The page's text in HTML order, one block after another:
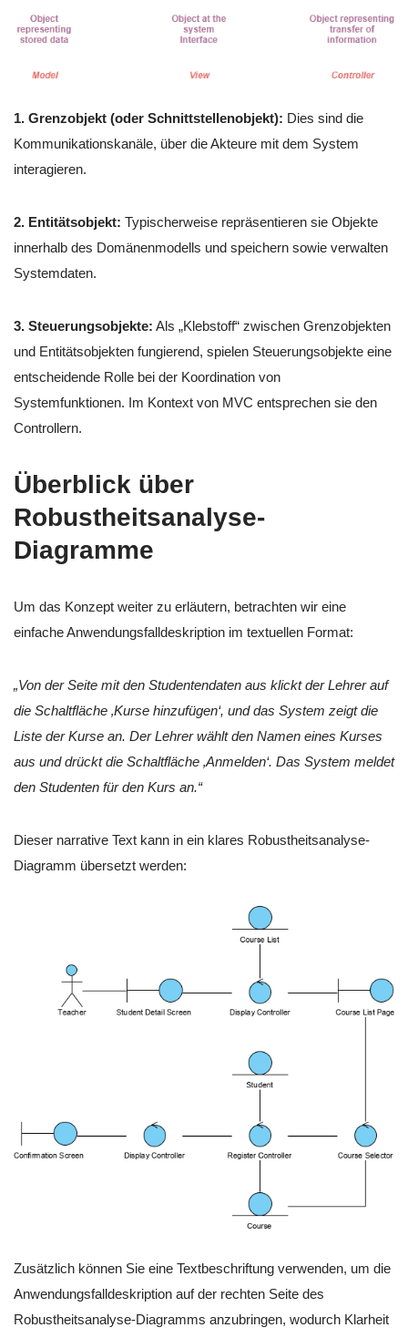
1. Grenzobjekt (oder Schnittstellenobjekt): Dies sind die
Kommunikationskanäle, über die Akteure mit dem System
interagieren.
2. Entitätsobjekt: Typischerweise repräsentieren sie Objekte
innerhalb des Domänenmodells und speichern sowie verwalten
Systemdaten.
3. Steuerungsobjekte: Als „Klebstoff“ zwischen Grenzobjekten
und Entitätsobjekten fungierend, spielen Steuerungsobjekte eine
entscheidende Rolle bei der Koordination von
Systemfunktionen. Im Kontext von MVC entsprechen sie den
Controllern.
Überblick über
Robustheitsanalyse-
Diagramme
Um das Konzept weiter zu erläutern, betrachten wir eine
einfache Anwendungsfalldeskription im textuellen Format:
„Von der Seite mit den Studentendaten aus klickt der Lehrer auf
die Schaltfläche ‚Kurse hinzufügen‘, und das System zeigt die
Liste der Kurse an. Der Lehrer wählt den Namen eines Kurses
aus und drückt die Schaltfläche ‚Anmelden‘. Das System meldet
den Studenten für den Kurs an.“
Dieser narrative Text kann in ein klares Robustheitsanalyse-
Diagramm übersetzt werden:
Zusätzlich können Sie eine Textbeschriftung verwenden, um die
Anwendungsfalldeskription auf der rechten Seite des
Robustheitsanalyse-Diagramms anzubringen, wodurch Klarheit